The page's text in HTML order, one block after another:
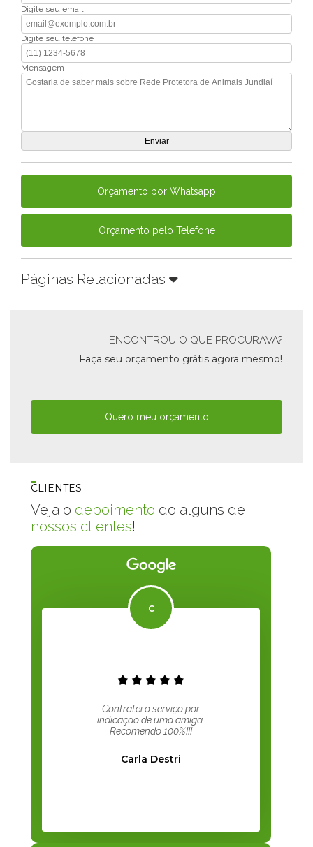
Digite seu email
Digite seu telefone
Mensagem
Orçamento por Whatsapp
Orçamento pelo Telefone
Páginas Relacionadas
ENCONTROU O QUE PROCURAVA?
Faça seu orçamento grátis agora mesmo!
Quero meu orçamento
CLIENTES
Veja o depoimento do alguns de
nossos clientes!
Contratei o serviço por
indicação de uma amiga.
Recomendo 100%!!!
Carla Destri